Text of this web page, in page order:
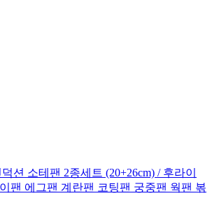
션 소테팬 2종세트 (20+26cm) / 후라이
팬 에그팬 계란팬 코팅팬 궁중팬 웍팬 볶